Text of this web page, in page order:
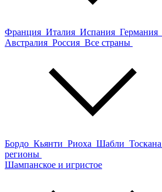
Франция Италия Испания Германия
Австралия Россия Все страны
Бордо Кьянти Риоха Шабли Тоскана
регионы
Шампанское и игристое